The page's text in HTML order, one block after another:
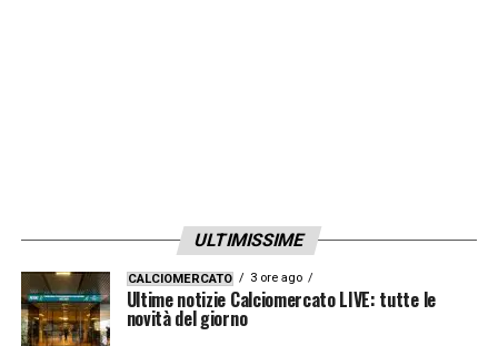
ULTIMISSIME
CALCIOMERCATO 3 ore ago
Ultime notizie Calciomercato LIVE: tutte le
novità del giorno